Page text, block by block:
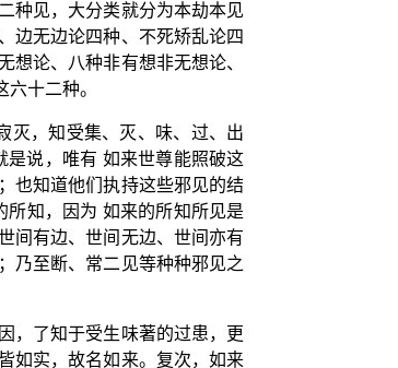
种见，大分类就分为本劫本见
边无边论四种、不死矫乱论四
论、八种非有想非无想论、
十二种。
灭，知受集、灭、味、过、出
是说，唯有 如来世尊能照破这
也知道他们执持这些邪见的结
知，因为 如来的所知所见是
间有边、世间无边、世间亦有
乃至断、常二见等种种邪见之
，了知于受生味著的过患，更
如实，故名如来。复次，如来